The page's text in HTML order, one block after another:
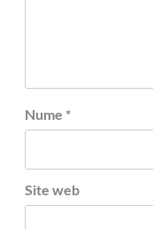
Nume *
Site web